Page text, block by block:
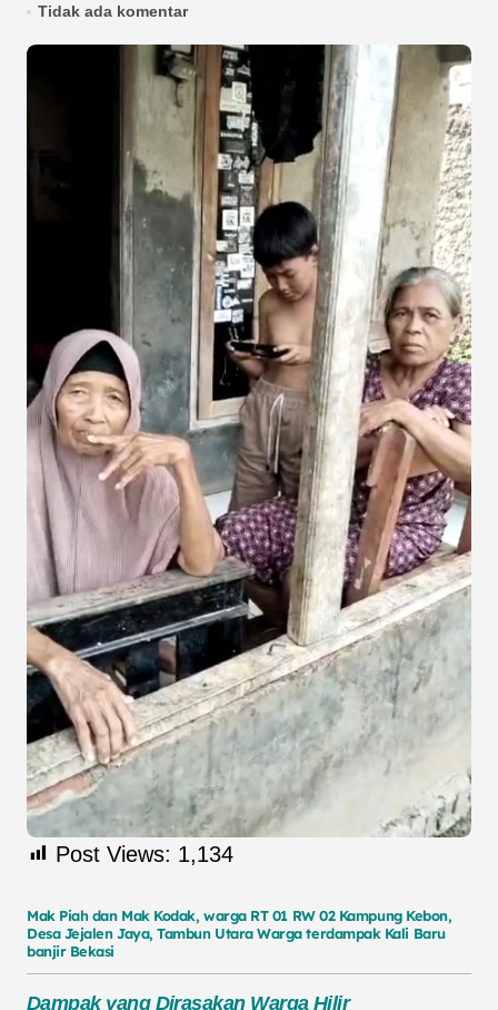
Tidak ada komentar
Post Views: 1,134
Mak Piah dan Mak Kodak, warga RT 01 RW 02 Kampung Kebon,
Desa Jejalen Jaya, Tambun Utara Warga terdampak Kali Baru
banjir Bekasi
Dampak yang Dirasakan Warga Hilir